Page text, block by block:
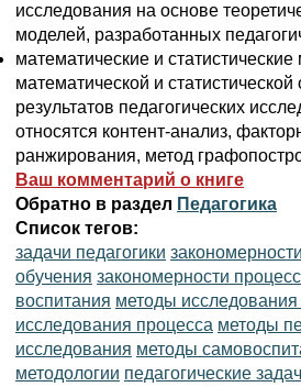
исследования на основе
моделей, разработанных
математические и
математической и статистической
результатов педагогических
относятся контент-анализ,
ранжирования, метод
Ваш комментарий о книге
Обратно в раздел Педагогика
Список тегов:
задачи педагогики закономерности
обучения закономерности
воспитания методы исследования
исследования процесса методы
исследования методы
методологии педагогические